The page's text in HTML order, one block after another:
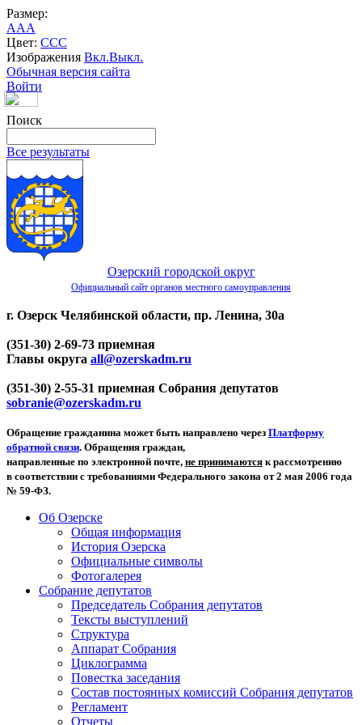
Размер:
AAA
Цвет: CCC
Изображения Вкл.Выкл.
Обычная версия сайта
Войти
Поиск
Все результаты
Озерский городской округ
Официальный сайт органов местного самоуправления
г. Озерск Челябинской области, пр. Ленина, 30а
(351-30) 2-69-73 приемная
Главы округа all@ozerskadm.ru
(351-30) 2-55-31 приемная Собрания депутатов
sobranie@ozerskadm.ru
Обращение гражданина может быть направлено через Платформу
обратной связи. Обращения граждан,
направленные по электронной почте, не принимаются к рассмотрению
в соответствии с требованиями Федерального закона от 2 мая 2006 года
№ 59-ФЗ.
Об Озерске
Общая информация
История Озерска
Официальные символы
Фотогалерея
Собрание депутатов
Председатель Собрания депутатов
Тексты выступлений
Структура
Аппарат Собрания
Циклограмма
Повестка заседания
Состав постоянных комиссий Собрания депутатов
Регламент
Отчеты